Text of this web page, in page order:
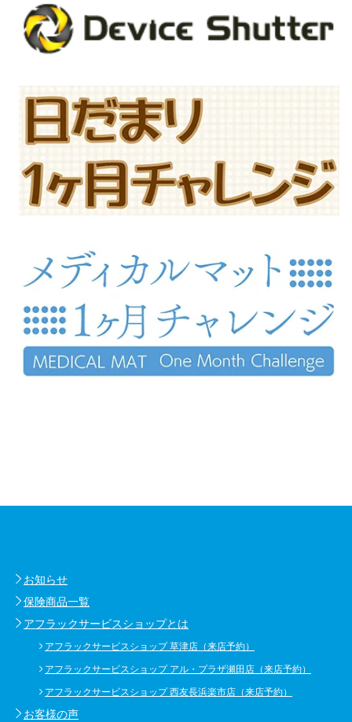
お知らせ
保険商品一覧
アフラックサービスショップとは
アフラックサービスショップ 草津店（来店予約）
アフラックサービスショップ アル・プラザ瀬田店（来店予約）
アフラックサービスショップ 西友長浜楽市店（来店予約）
お客様の声